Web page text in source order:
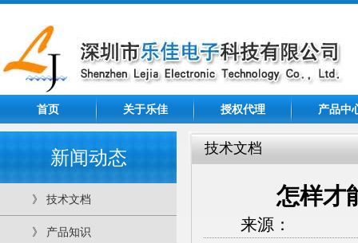
首页 关于乐佳 授权代理 产品中
新闻动态
》 技术文档
》 产品知识
技术文档
怎样才
来源： 发